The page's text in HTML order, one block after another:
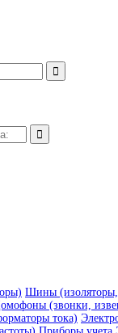
Шины
(звонки,
тока)